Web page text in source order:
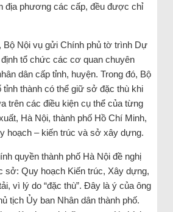
địa phương các cấp, đều được chỉ
Bộ Nội vụ gửi Chính phủ tờ trình Dự
tổ chức các cơ quan chuyên
dân cấp tỉnh, huyện. Trong đó, Bộ
tỉnh thành có thể giữ sở đặc thù khi
trên các điều kiện cụ thể của từng
Hà Nội, thành phố Hồ Chí Minh,
hoạch – kiến trúc và sở xây dựng.
quyền thành phố Hà Nội đề nghị
sở: Quy hoạch Kiến trúc, Xây dựng,
vì lý do “đặc thù”. Đây là ý của ông
tịch Ủy ban Nhân dân thành phố.